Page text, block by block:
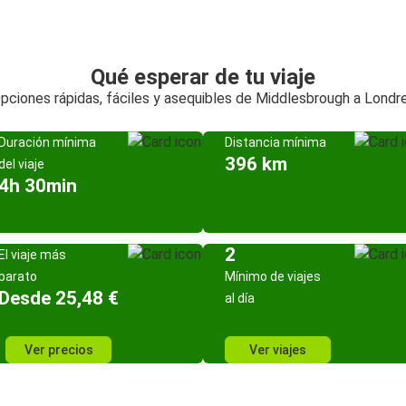
Qué esperar de tu viaje
rápidas, fáciles y asequibles de Middlesbrough a
mínima
viaje
30min
Distancia mínima
396 km
viaje más
25,48 €
Ver precios
2
Mínimo de viajes
al día
Ver viajes